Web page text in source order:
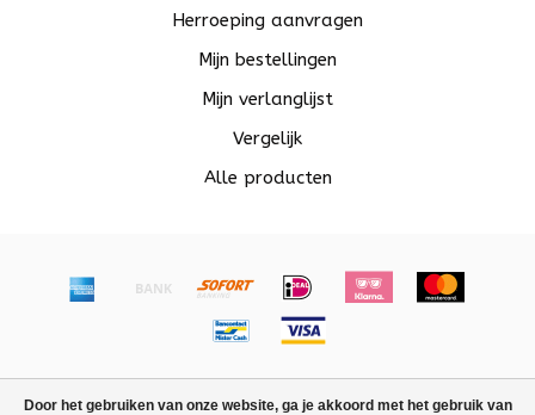
Door het gebruiken van onze website, ga je akkoord met het gebruik van
Herroeping aanvragen
Mijn bestellingen
Mijn verlanglijst
Vergelijk
Alle producten